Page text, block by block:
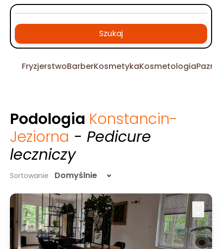
Szukaj
FryzjerstwoBarberKosmetykaKosmetologia
Podologia Konstancin-
Jeziorna - Pedicure
leczniczy
Sortowanie Domyślnie